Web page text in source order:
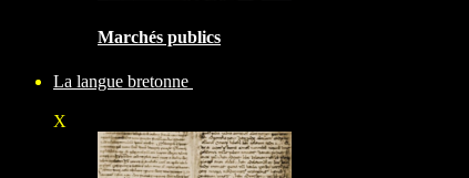
Marchés publics
La langue bretonne
X